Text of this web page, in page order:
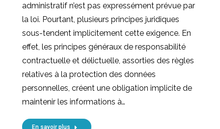
administratif n’est pas expressément prévue par
la loi. Pourtant, plusieurs principes juridiques
sous-tendent implicitement cette exigence. En
effet, les principes généraux de responsabilité
contractuelle et délictuelle, assorties des règles
relatives à la protection des données
personnelles, créent une obligation implicite de
maintenir les informations à…
En savoir plus